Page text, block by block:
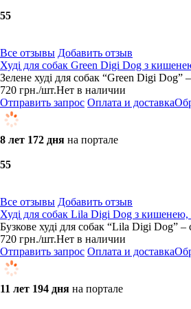
55
Все отзывы Добавить отзыв
Худі для собак Green Digi Dog з
Зелене худі для собак “Green Digi
720 грн./шт.Нет в наличии
Отправить запрос Оплата и доставка
8 лет 172 дня на портале
55
Все отзывы Добавить отзыв
Худі для собак Lila Digi Dog з кишенею,
Бузкове худі для собак “Lila Digi Dog”
720 грн./шт.Нет в наличии
Отправить запрос Оплата и доставка
11 лет 194 дня на портале